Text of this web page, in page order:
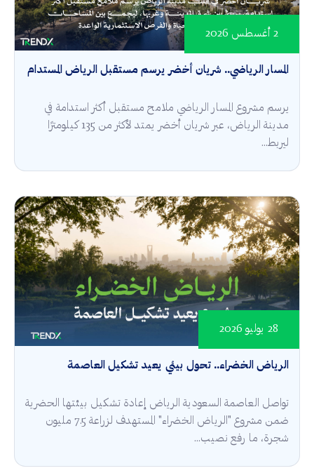
المسار الرياضي.. شريان أخضر يرسم مستقبل الرياض المستدام
2 أغسطس 2026
يرسم مشروع المسار الرياضي ملامح مستقبل أكثر استدامة في
مدينة الرياض، عبر شريان أخضر يمتد لأكثر من 135 كيلومترًا
ليربط...
الرياض الخضراء.. تحول بيئي يعيد تشكيل العاصمة
28 يوليو 2026
تواصل العاصمة السعودية الرياض إعادة تشكيل بيئتها الحضرية
ضمن مشروع "الرياض الخضراء" المستهدف لزراعة 7.5 مليون
شجرة، ما رفع نصيب...